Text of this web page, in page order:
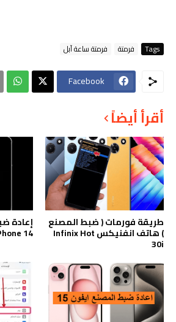
Tags فرمتة فرمتة ساعة آبل
Facebook
أقرأ أيضاً
طريقة فورمات ( ضبط المصنع
) هاتف انفنيكس Infinix Hot
30i
14